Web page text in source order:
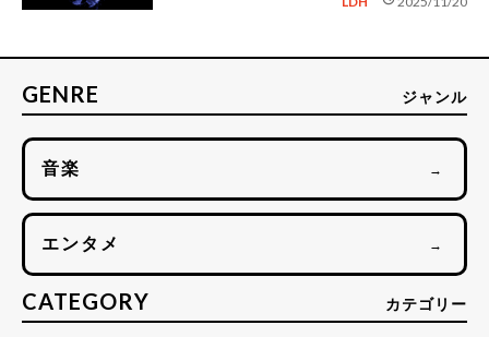
GENRE ジャンル
音楽 →
エンタメ →
CATEGORY カテゴリー